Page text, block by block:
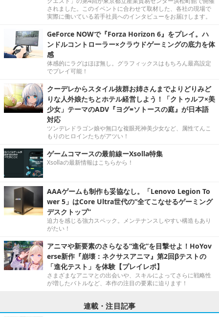
されました。このイベントに合わせて取材した、各社の現場で
実際に働いている若手社員へのインタビューをお届けします。
GeForce NOWで『Forza Horizon 6』をプレイ。ハ
ンドルコントローラー×クラウドゲーミングの底力を体
感
体感的にラグはほぼ無し。グラフィックスはもちろん最高設定
でプレイ可能！
クーデレからスタイル抜群お姉さんまでよりどりみど
りな人外娘たちとホテル経営しよう！「クトゥルフ×美
少女」テーマのADV『ヨグ=ソトースの庭』が日本語
対応
ツンデレドラゴン娘や無口な複眼死神美少女など、属性てんこ
もりのヒロインたちがアツい！
ゲームコマースの最前線ーXsolla特集
Xsollaの最新情報はこちらから！
AAAゲームも制作も妥協なし。「Lenovo Legion To
wer 5」はCore Ultra世代の“全てこなせるゲーミング
デスクトップ”
迫力を感じる強力スペック。メンテナンスしやすい構造もあり
がたい！
アニマや新要素のさらなる“進化”を目撃せよ！HoYov
erse新作『崩壊：ネクサスアニマ』第2回βテストの
「進化テスト」を体験【プレイレポ】
さまざまなアニマとの出会いや、スキルによってさらに戦略性
が増したバトルなど、本作の注目の要素に迫ります！
連載・注目記事